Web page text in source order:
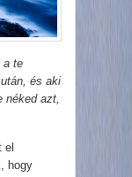
a te
és aki
néked azt,
el
hogy